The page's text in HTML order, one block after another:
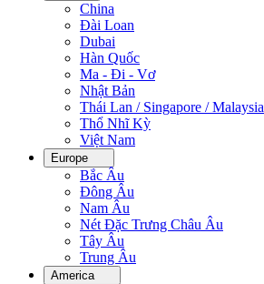
China
Đài Loan
Dubai
Hàn Quốc
Ma - Đi - Vơ
Nhật Bản
Thái Lan / Singapore / Malaysia
Thổ Nhĩ Kỳ
Việt Nam
Europe
Bắc Âu
Đông Âu
Nam Âu
Nét Đặc Trưng Châu Âu
Tây Âu
Trung Âu
America